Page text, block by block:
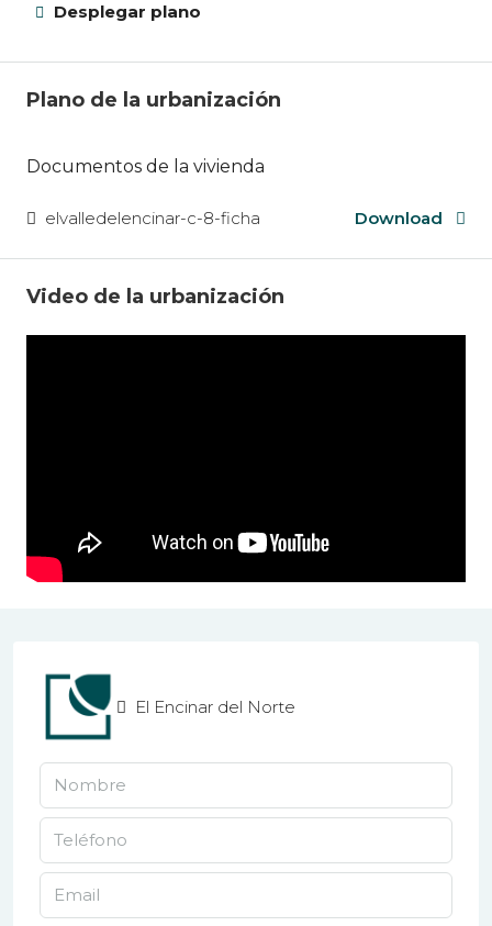
Desplegar plano
Plano de la urbanización
Documentos de la vivienda
elvalledelencinar-c-8-ficha Download
Video de la urbanización
El Encinar del Norte